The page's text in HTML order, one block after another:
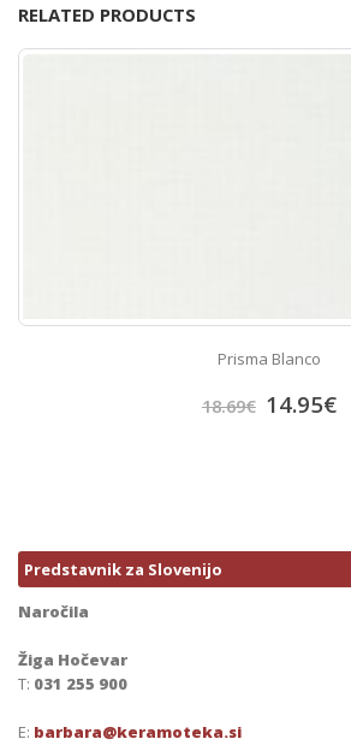
RELATED PRODUCTS
Prisma Blanco
18.69€ 14.95€
Predstavnik za Slovenijo
Naročila
Žiga Hočevar
T: 031 255 900
E: barbara@keramoteka.si